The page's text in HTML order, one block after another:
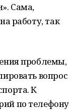
Сама,
работу, так
проблемы,
вопрос
К
по телефону